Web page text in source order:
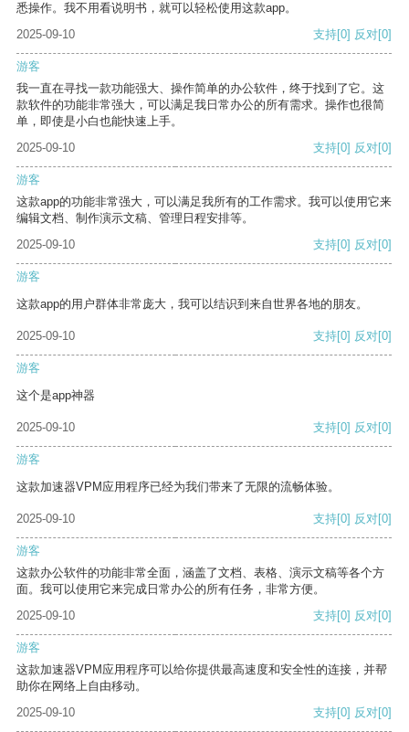
悉操作。我不用看说明书，就可以轻松使用这款app。
2025-09-10
支持[0] 反对[0]
游客
我一直在寻找一款功能强大、操作简单的办公软件，终于找到了它。这
款软件的功能非常强大，可以满足我日常办公的所有需求。操作也很简
单，即使是小白也能快速上手。
2025-09-10
支持[0] 反对[0]
游客
这款app的功能非常强大，可以满足我所有的工作需求。我可以使用它来
编辑文档、制作演示文稿、管理日程安排等。
2025-09-10
支持[0] 反对[0]
游客
这款app的用户群体非常庞大，我可以结识到来自世界各地的朋友。
2025-09-10 支持[0] 反对[0]
游客
这个是app神器
2025-09-10 支持[0] 反对[0]
游客
这款加速器VPM应用程序已经为我们带来了无限的流畅体验。
2025-09-10 支持[0] 反对[0]
游客
这款办公软件的功能非常全面，涵盖了文档、表格、演示文稿等各个方
面。我可以使用它来完成日常办公的所有任务，非常方便。
2025-09-10
支持[0] 反对[0]
游客
这款加速器VPM应用程序可以给你提供最高速度和安全性的连接，并帮
助你在网络上自由移动。
2025-09-10
支持[0] 反对[0]